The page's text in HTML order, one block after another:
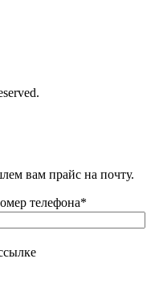
вам прайс на почту.
телефона*